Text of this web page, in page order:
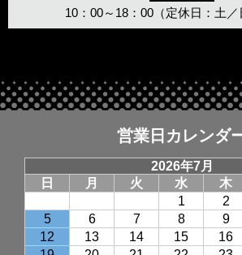
10：00～18：00（定休日：土／
営業日カレンダ